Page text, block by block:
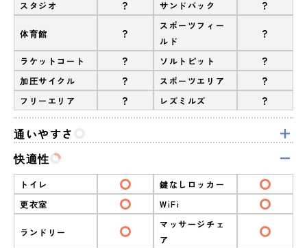
スタジオ ? サンドバック ?
体育館 ?
スポーツフィー
ルド
?
ラケットコート ? ソルトピット ?
加圧サイクル ? スポーツエリア ?
フリーエリア ? レズミルズ ?
通いやすさ
快適性
トイレ
鍵なしロッカー
更衣室
WiFi
ランドリー
マッサージチェ
ア